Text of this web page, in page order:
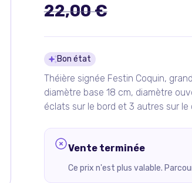
22,00 €
Détails du
Bon état
Théière signée Festin Coquin,
diamètre base 18 cm, diamètre
éclats sur le bord et 3 autres sur
Vente terminée
Ce prix n'est plus valable.